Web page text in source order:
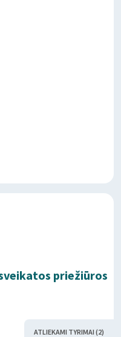
priežiūros
ATLIEKAMI TYRIMAI (2)